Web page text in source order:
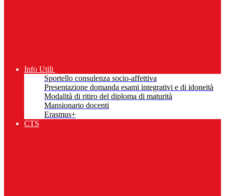
Info Utili
Sportello consulenza socio-affettiva
Presentazione domanda esami integrativi e di idoneità
Modalità di ritiro del diploma di maturità
Mansionario docenti
Erasmus+
CTS